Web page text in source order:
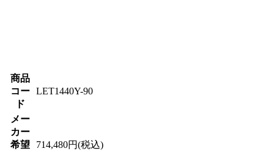
商品
コー
ド
LET1440Y-90
メー
カー
希望
714,480円(税込)